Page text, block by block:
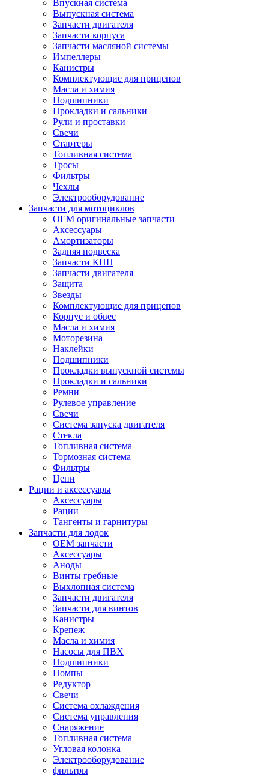
Впускная система
Выпускная система
Запчасти двигателя
Запчасти корпуса
Запчасти масляной системы
Импеллеры
Канистры
Комплектующие для прицепов
Масла и химия
Подшипники
Прокладки и сальники
Рули и проставки
Свечи
Стартеры
Топливная система
Тросы
Фильтры
Чехлы
Электрооборудование
Запчасти для мотоциклов
OEM оригинальные запчасти
Аксессуары
Амортизаторы
Задняя подвеска
Запчасти КПП
Запчасти двигателя
Защита
Звезды
Комплектующие для прицепов
Корпус и обвес
Масла и химия
Моторезина
Наклейки
Подшипники
Прокладки выпускной системы
Прокладки и сальники
Ремни
Рулевое управление
Свечи
Система запуска двигателя
Стекла
Топливная система
Тормозная система
Фильтры
Цепи
Рации и аксессуары
Аксессуары
Рации
Тангенты и гарнитуры
Запчасти для лодок
OEM запчасти
Аксессуары
Аноды
Винты гребные
Выхлопная система
Запчасти двигателя
Запчасти для винтов
Канистры
Крепеж
Масла и химия
Насосы для ПВХ
Подшипники
Помпы
Редуктор
Свечи
Система охлаждения
Система управления
Снаряжение
Топливная система
Угловая колонка
Электрооборудование
фильтры